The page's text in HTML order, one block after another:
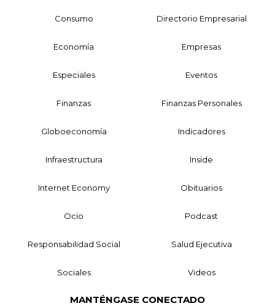
Consumo Directorio Empresarial
Economía Empresas
Especiales Eventos
Finanzas Finanzas Personales
Globoeconomía Indicadores
Infraestructura Inside
Internet Economy Obituarios
Ocio Podcast
Responsabilidad Social Salud Ejecutiva
Sociales Videos
MANTÉNGASE CONECTADO